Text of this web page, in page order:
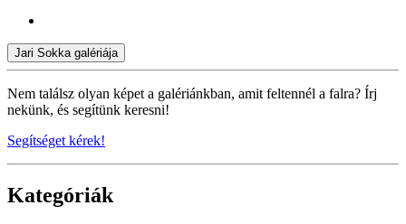
Jari Sokka galériája
Nem találsz olyan képet a galériánkban, amit feltennél a falra? Írj
nekünk, és segítünk keresni!
Segítséget kérek!
Kategóriák